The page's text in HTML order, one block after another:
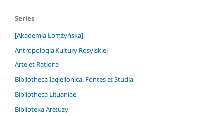
Series
[Akademia Łomżyńska]
Antropologia Kultury Rosyjskiej
Arte et Ratione
Bibliotheca Iagiellonica. Fontes et Studia
Bibliotheca Lituaniae
Biblioteka Aretuzy